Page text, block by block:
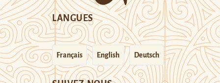
LANGUES
Français English Deutsch